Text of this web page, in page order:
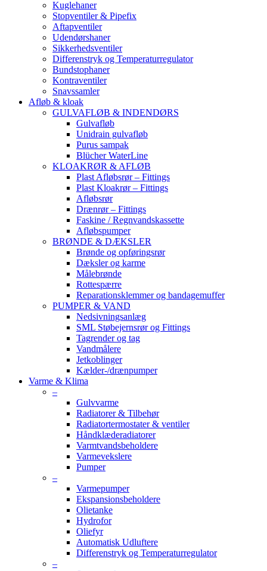
Kuglehaner
Stopventiler & Pipefix
Aftapventiler
Udendørshaner
Sikkerhedsventiler
Differenstryk og Temperaturregulator
Bundstophaner
Kontraventiler
Snavssamler
Afløb & kloak
GULVAFLØB & INDENDØRS
Gulvafløb
Unidrain gulvafløb
Purus sampak
Blücher WaterLine
KLOAKRØR & AFLØB
Plast Afløbsrør – Fittings
Plast Kloakrør – Fittings
Afløbsrør
Drænrør – Fittings
Faskine / Regnvandskassette
Afløbspumper
BRØNDE & DÆKSLER
Brønde og opføringsrør
Dæksler og karme
Målebrønde
Rottespærre
Reparationsklemmer og bandagemuffer
PUMPER & VAND
Nedsivningsanlæg
SML Støbejernsrør og Fittings
Tagrender og tag
Vandmålere
Jetkoblinger
Kælder-/drænpumper
Varme & Klima
–
Gulvvarme
Radiatorer & Tilbehør
Radiatortermostater & ventiler
Håndklæderadiatorer
Varmtvandsbeholdere
Varmevekslere
Pumper
–
Varmepumper
Ekspansionsbeholdere
Olietanke
Hydrofor
Oliefyr
Automatisk Udluftere
Differenstryk og Temperaturregulator
–